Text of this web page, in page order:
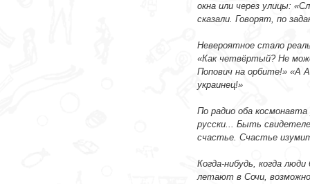
окна или через улицы:
сказали. Говорят, по
Невероятное стало
«Как четвёртый? Не
Попович на орбите!» «А
украинец!»
По радио оба
русски... Быть
счастье. Счастье
Когда-нибудь, когда
летают в Сочи,